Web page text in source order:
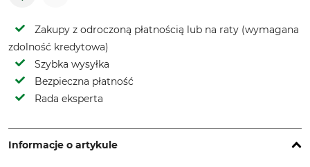
Zakupy z odroczoną płatnością lub na raty (wymagana
zdolność kredytowa)
Szybka wysyłka
Bezpieczna płatność
Rada eksperta
Informacje o artykule